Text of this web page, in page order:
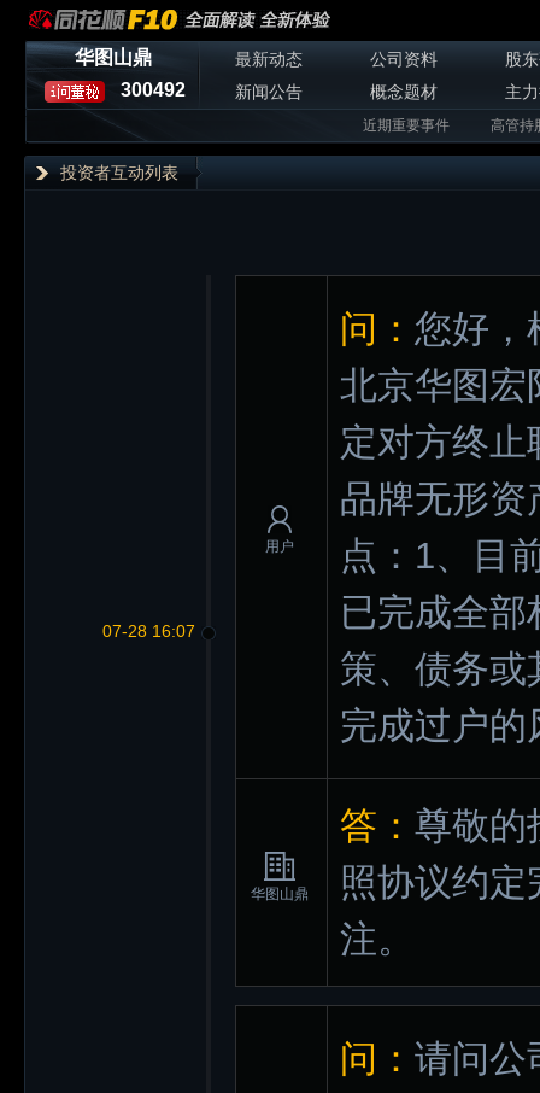
华图山鼎
300492
最新动态 公司资料
股
新闻公告
概念题材 主
近期重要事件 高管持
投资者互动列表
07-28 16:07
用户
问： 您好，
北京华图宏
定对方终
品牌无形资
点：1、目
已完成全
策、债务或
完成过户的
华图山鼎
答： 尊敬的
照协议约
注。
问： 请问公